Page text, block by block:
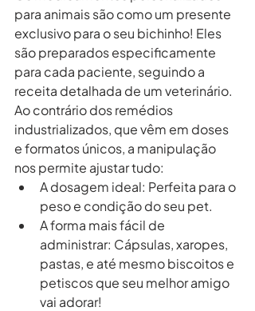
para animais são como um presente
exclusivo para o seu bichinho! Eles
são preparados especificamente
para cada paciente, seguindo a
receita detalhada de um veterinário.
Ao contrário dos remédios
industrializados, que vêm em doses
e formatos únicos, a manipulação
nos permite ajustar tudo:
A dosagem ideal: Perfeita para o
peso e condição do seu pet.
A forma mais fácil de
administrar: Cápsulas, xaropes,
pastas, e até mesmo biscoitos e
petiscos que seu melhor amigo
vai adorar!